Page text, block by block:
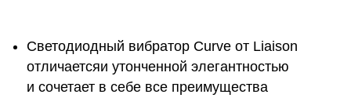
Светодиодный вибратор Curve от Liaison
отличаетсяи утонченной элегантностью
и сочетает в себе все преимущества